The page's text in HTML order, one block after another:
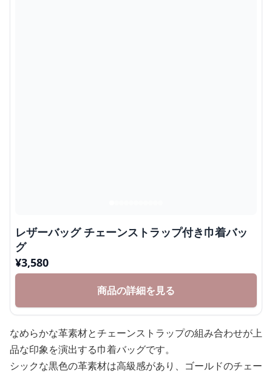
レザーバッグ チェーンストラップ付き巾着バッ
グ
¥3,580
商品の詳細を見る
なめらかな革素材とチェーンストラップの組み合わせが上
品な印象を演出する巾着バッグです。
シックな黒色の革素材は高級感があり、ゴールドのチェー